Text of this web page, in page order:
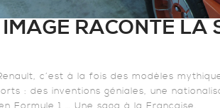
RACONTE LA
c’est à la fois des modèles
: des inventions géniales, une